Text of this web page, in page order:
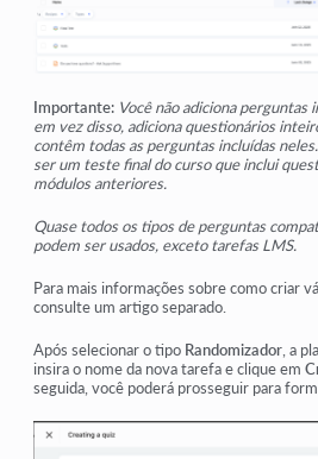
Importante: Você não adiciona perguntas
em vez disso, adiciona questionários
contêm todas as perguntas incluídas
ser um teste final do curso que inclui
módulos anteriores.
Quase todos os tipos de perguntas
podem ser usados, exceto tarefas LMS.
Para mais informações sobre como criar
consulte um artigo separado.
Após selecionar o tipo Randomizador , a
insira o nome da nova tarefa e clique em
seguida, você poderá prosseguir para